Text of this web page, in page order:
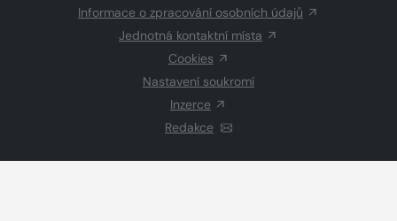
Informace o zpracování osobních údajů
Jednotná kontaktní místa
Cookies
Nastavení soukromí
Inzerce
Redakce